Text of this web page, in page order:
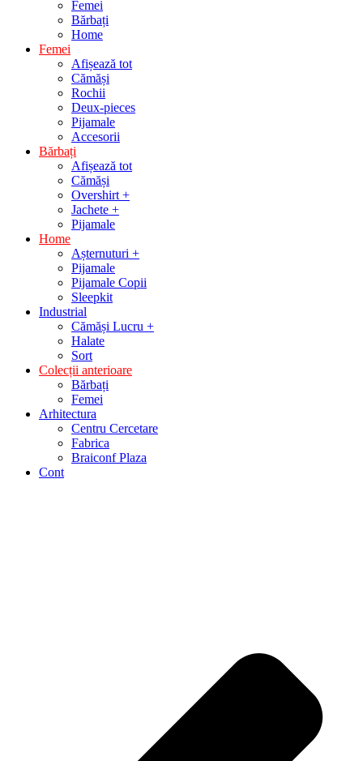
Femei
Bărbați
Home
Femei
Afișează tot
Cămăși
Rochii
Deux-pieces
Pijamale
Accesorii
Bărbați
Afișează tot
Cămăși
Overshirt +
Jachete +
Pijamale
Home
Așternuturi +
Pijamale
Pijamale Copii
Sleepkit
Industrial
Cămăși Lucru +
Halate
Sort
Colecții anterioare
Bărbați
Femei
Arhitectura
Centru Cercetare
Fabrica
Braiconf Plaza
Cont